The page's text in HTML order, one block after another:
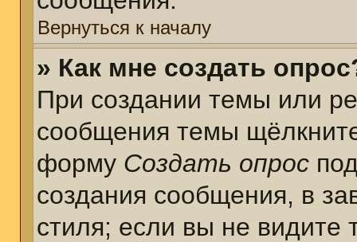
Вернуться к началу
» Как мне создать
При создании темы или
сообщения темы
форму Создать опрос
создания сообщения, в
стиля; если вы не видите